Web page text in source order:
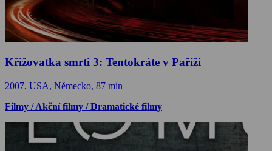
Křižovatka smrti 3: Tentokráte v Paříži
2007, USA, Německo, 87 min
Filmy / Akční filmy / Dramatické filmy